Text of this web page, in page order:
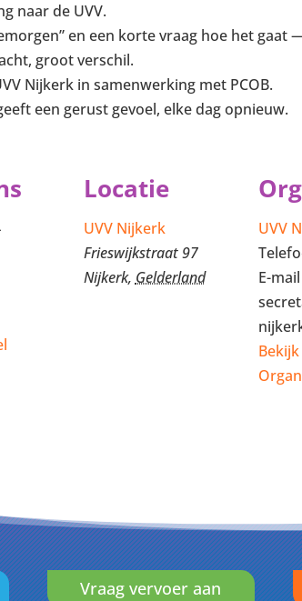
naar de UVV.
en een korte vraag hoe het gaat
groot verschil.
Nijkerk in samenwerking met PCOB.
een gerust gevoel, elke dag opnieuw.
Locatie
UVV Nijkerk
Frieswijkstraat 97
Nijkerk, Gelderland
UVV
E-mail
Vraag vervoer aan